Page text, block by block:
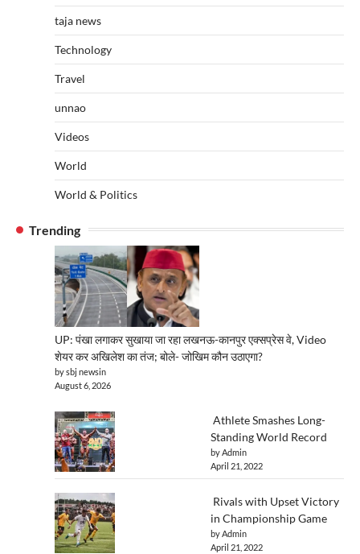
taja news
Technology
Travel
unnao
Videos
World
World & Politics
Trending
UP: पंखा लगाकर सुखाया जा रहा लखनऊ-कानपुर एक्सप्रेस वे, Video
शेयर कर अखिलेश का तंज; बोले- जोखिम कौन उठाएगा?
by sbj newsin
August 6, 2026
Athlete Smashes Long-
Standing World Record
by Admin
April 21, 2022
Rivals with Upset Victory
in Championship Game
by Admin
April 21, 2022